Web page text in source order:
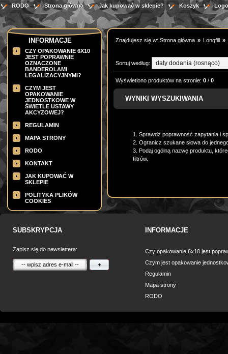
RODO Strona główna Jak kupować w sklepie? Koszyk
INFORMACJE
CZY OPAKOWANIE 6X10
JEST POPRAWNIE
OZNACZONE
BANDEROLAMI
LEGALIZACYJNYMI?
CZYM JEST
OPAKOWANIE
JEDNOSTKOWE W
ŚWIETLE USTAWY
AKCYZOWEJ?
REGULAMIN
MAPA STRONY
RODO
KONTAKT
JAK KUPOWAĆ W
SKLEPIE
POLITYKA PLIKÓW
COOKIES
Znajdujesz się w: Strona główna » Longfill »
Sortuj według:
Wyświetlono produktów na stronie: 0 / 0
WYNIKI WYSZUKIWANIA
1. Sprawdź poprawność zapytania i
2. Ogranicz szukane słowa do
3. Podaj ogólną nazwę produktu,
filtrów.
INFORMACJE
SUBSKRYPCJA
Zapisz się do newslettera:
+
Czy opakowanie 6x10 jest
Czym jest opakowanie
Regulamin
Mapa strony
RODO